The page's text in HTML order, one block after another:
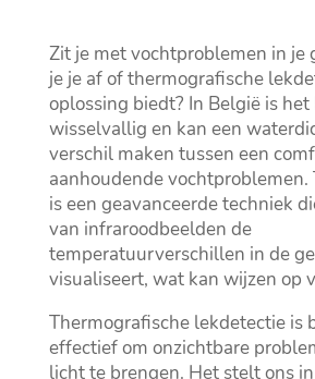
Zit je met vochtproblemen in je
je je af of thermografische
oplossing biedt? In België is
wisselvallig en kan een
verschil maken tussen een
aanhoudende
is een geavanceerde techniek
van infraroodbeelden de
temperatuurverschillen in de
visualiseert, wat kan wijzen op
Thermografische lekdetectie is
effectief om onzichtbare
licht te brengen.​ Het stelt ons